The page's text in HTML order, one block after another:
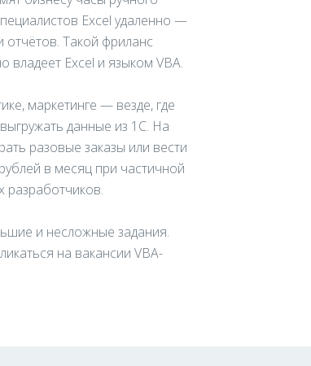
Excel удаленно —
отчётов. Такой фриланс
владеет Excel и языком VBA.
маркетинге — везде, где
данные из 1С. На
разовые заказы или вести
в месяц при частичной
разработчиков.
и несложные задания.
на вакансии VBA-